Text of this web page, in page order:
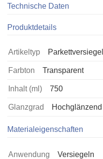
Technische Daten
Produktdetails
Artikeltyp
Farbton Transparent
Inhalt (ml) 750
Glanzgrad Hochglänzend
Materialeigenschaften
Anwendung Versiegeln